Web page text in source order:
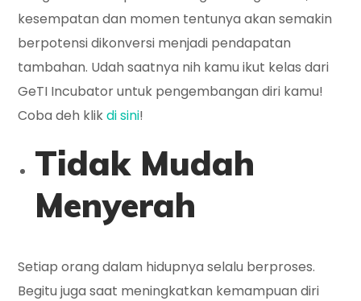
kesempatan dan momen tentunya akan semakin
berpotensi dikonversi menjadi pendapatan
tambahan. Udah saatnya nih kamu ikut kelas dari
GeTI Incubator untuk pengembangan diri kamu!
Coba deh klikdi sini!
Tidak Mudah
Menyerah
Setiap orang dalam hidupnya selalu berproses.
Begitu juga saat meningkatkan kemampuan diri